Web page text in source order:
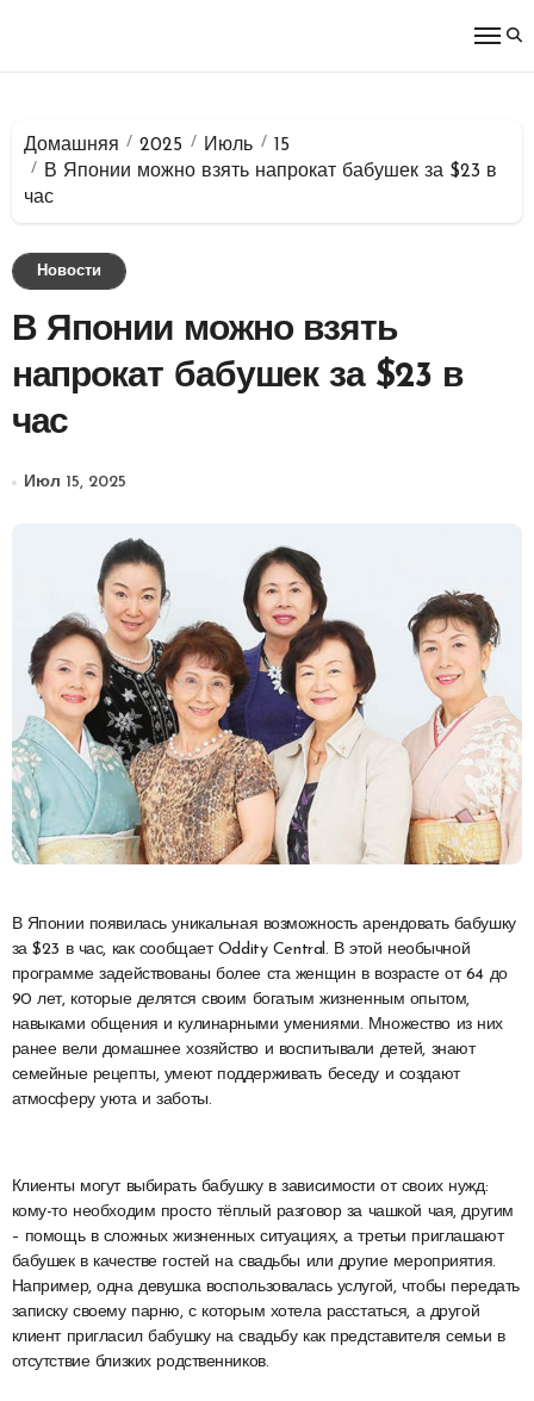
Домашняя 2025 Июль
15
В Японии можно взять напрокат бабушек за $23 в
час
Новости
В Японии можно взять
напрокат бабушек за $23 в
час
Июл 15, 2025
В Японии появилась уникальная возможность арендовать бабушку
за $23 в час, как сообщает Oddity Central. В этой необычной
программе задействованы более ста женщин в возрасте от 64 до
90 лет, которые делятся своим богатым жизненным опытом,
навыками общения и кулинарными умениями. Множество из них
ранее вели домашнее хозяйство и воспитывали детей, знают
семейные рецепты, умеют поддерживать беседу и создают
атмосферу уюта и заботы.
Клиенты могут выбирать бабушку в зависимости от своих нужд:
кому-то необходим просто тёплый разговор за чашкой чая, другим
– помощь в сложных жизненных ситуациях, а третьи приглашают
бабушек в качестве гостей на свадьбы или другие мероприятия.
Например, одна девушка воспользовалась услугой, чтобы передать
записку своему парню, с которым хотела расстаться, а другой
клиент пригласил бабушку на свадьбу как представителя семьи в
отсутствие близких родственников.